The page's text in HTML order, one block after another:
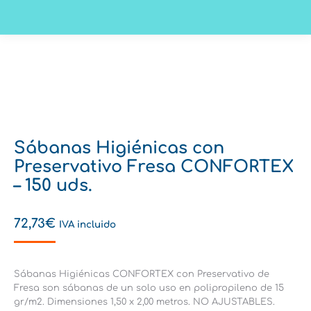
Sábanas Higiénicas con
Preservativo Fresa CONFORTEX
– 150 uds.
72,73€ IVA incluido
Sábanas Higiénicas CONFORTEX con Preservativo de
Fresa son sábanas de un solo uso en polipropileno de 15
gr/m2. Dimensiones 1,50 x 2,00 metros. NO AJUSTABLES.